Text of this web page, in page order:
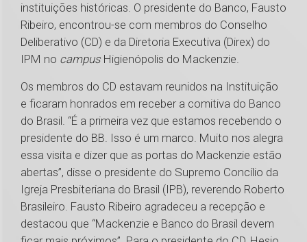
instituições históricas. O presidente do Banco, Fausto
Ribeiro, encontrou-se com membros do Conselho
Deliberativo (CD) e da Diretoria Executiva (Direx) do
IPM no campus Higienópolis do Mackenzie.
Os membros do CD estavam reunidos na Instituição
e ficaram honrados em receber a comitiva do Banco
do Brasil. “É a primeira vez que estamos recebendo o
presidente do BB. Isso é um marco. Muito nos alegra
essa visita e dizer que as portas do Mackenzie estão
abertas”, disse o presidente do Supremo Concílio da
Igreja Presbiteriana do Brasil (IPB), reverendo Roberto
Brasileiro. Fausto Ribeiro agradeceu a recepção e
destacou que “Mackenzie e Banco do Brasil devem